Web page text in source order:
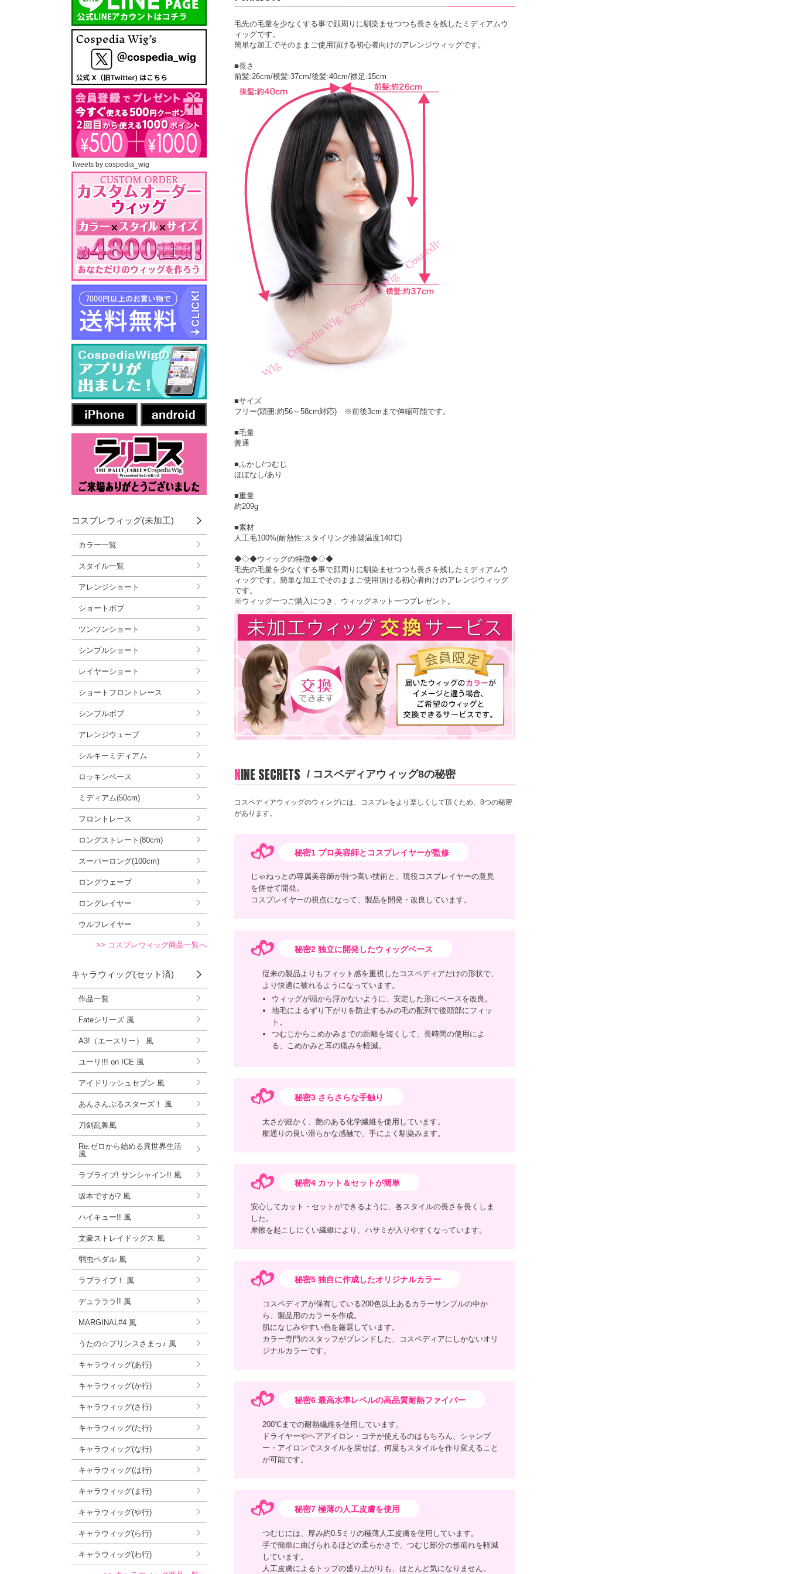
毛先の毛量を少なくする事で顔周りに馴染ませつつも長さを残したミディアムウ
ィッグです。
簡単な加工でそのままご使用頂ける初心者向けのアレンジウィッグです。
■長さ
前髪:26cm/横髪:37cm/後髪:40cm/襟足:15cm
■サイズ
フリー(頭囲:約56～58cm対応) ※前後3cmまで伸縮可能です。
■毛量
普通
■ふかし/つむじ
ほぼなし/あり
■重量
約209g
■素材
人工毛100%(耐熱性:スタイリング推奨温度140℃)
◆◇◆ウィッグの特徴◆◇◆
毛先の毛量を少なくする事で顔周りに馴染ませつつも長さを残したミディアムウ
ィッグです。簡単な加工でそのままご使用頂ける初心者向けのアレンジウィッグ
です。
※ウィッグ一つご購入につき、ウィッグネット一つプレゼント。
NINE SECRETS / コスペディアウィッグ8の秘密
コスペディアウィッグのウィングには、コスプレをより楽しくして頂くため、8つの秘密
があります。
秘密1 プロ美容師とコスプレイヤーが監修
じゃねっとの専属美容師が持つ高い技術と、現役コスプレイヤーの意見
を併せて開発。
コスプレイヤーの視点になって、製品を開発・改良しています。
秘密2 独立に開発したウィッグベース
従来の製品よりもフィット感を重視したコスペディアだけの形状で、
より快適に被れるようになっています。
ウィッグが頭から浮かないように、安定した形にベースを改良。
地毛によるずり下がりを防止するみの毛の配列で後頭部にフィッ
ト。
つむじからこめかみまでの距離を短くして、長時間の使用によ
る、こめかみと耳の痛みを軽減。
秘密3 さらさらな手触り
太さが細かく、艶のある化学繊維を使用しています。
櫛通りの良い滑らかな感触で、手によく馴染みます。
秘密4 カット＆セットが簡単
安心してカット・セットができるように、各スタイルの長さを長くしま
した。
摩擦を起こしにくい繊維により、ハサミが入りやすくなっています。
秘密5 独自に作成したオリジナルカラー
コスペディアが保有している200色以上あるカラーサンプルの中か
ら、製品用のカラーを作成。
肌になじみやすい色を厳選しています。
カラー専門のスタッフがブレンドした、コスペディアにしかないオリ
ジナルカラーです。
秘密6 最高水準レベルの高品質耐熱ファイバー
200℃までの耐熱繊維を使用しています。
ドライヤーやヘアアイロン・コテが使えるのはもちろん、シャンプ
ー・アイロンでスタイルを戻せば、何度もスタイルを作り変えること
が可能です。
秘密7 極薄の人工皮膚を使用
つむじには、厚み約0.5ミリの極薄人工皮膚を使用しています。
手で簡単に曲げられるほどの柔らかさで、つむじ部分の形崩れを軽減
しています。
人工皮膚によるトップの盛り上がりも、ほとんど気になりません。
Tweets by cospedia_wig
コスプレウィッグ(未加工)
カラー一覧
スタイル一覧
アレンジショート
ショートボブ
ツンツンショート
シンプルショート
レイヤーショート
ショートフロントレース
シンプルボブ
アレンジウェーブ
シルキーミディアム
ロッキンベース
ミディアム(50cm)
フロントレース
ロングストレート(80cm)
スーパーロング(100cm)
ロングウェーブ
ロングレイヤー
ウルフレイヤー
>> コスプレウィッグ商品一覧へ
キャラウィッグ(セット済)
作品一覧
Fateシリーズ 風
A3!（エースリー） 風
ユーリ!!! on ICE 風
アイドリッシュセブン 風
あんさんぶるスターズ！ 風
刀剣乱舞風
Re:ゼロから始める異世界生活
風
ラブライブ! サンシャイン!! 風
坂本ですが? 風
ハイキュー!! 風
文豪ストレイドッグス 風
弱虫ペダル 風
ラブライブ！ 風
デュラララ!! 風
MARGINAL#4 風
うたの☆プリンスさまっ♪ 風
キャラウィッグ(あ行)
キャラウィッグ(か行)
キャラウィッグ(さ行)
キャラウィッグ(た行)
キャラウィッグ(な行)
キャラウィッグ(は行)
キャラウィッグ(ま行)
キャラウィッグ(や行)
キャラウィッグ(ら行)
キャラウィッグ(わ行)